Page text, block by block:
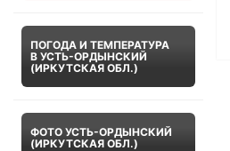
ПОГОДА И ТЕМПЕРАТУРА
В УСТЬ-ОРДЫНСКИЙ
(ИРКУТСКАЯ ОБЛ.)
ФОТО УСТЬ-ОРДЫНСКИЙ
(ИРКУТСКАЯ ОБЛ.)